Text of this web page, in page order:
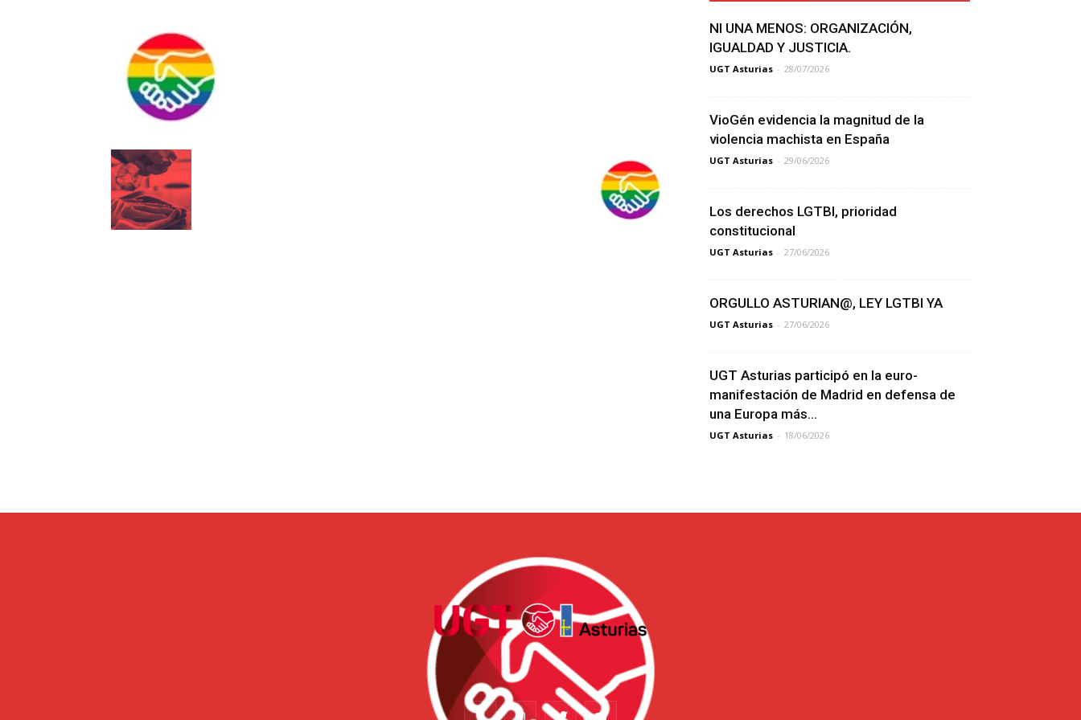
NI UNA MENOS: ORGANIZACIÓN,
IGUALDAD Y JUSTICIA.
UGT Asturias - 28/07/2026
VioGén evidencia la magnitud de la
violencia machista en España
UGT Asturias - 29/06/2026
Los derechos LGTBI, prioridad
constitucional
UGT Asturias - 27/06/2026
ORGULLO ASTURIAN@, LEY LGTBI YA
UGT Asturias - 27/06/2026
UGT Asturias participó en la euro-
manifestación de Madrid en defensa de
una Europa más...
UGT Asturias - 18/06/2026